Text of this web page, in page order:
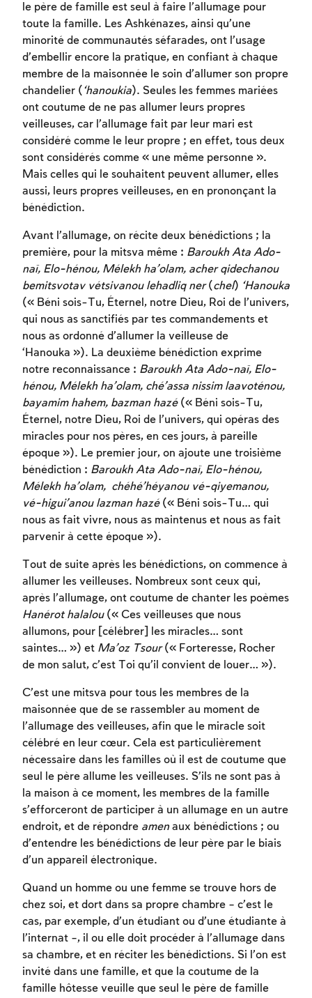
le père de famille est seul à faire l’allumage pour
toute la famille. Les Ashkénazes, ainsi qu’une
minorité de communautés séfarades, ont l’usage
d’embellir encore la pratique, en confiant à chaque
membre de la maisonnée le soin d’allumer son propre
chandelier ( ‘hanoukia). Seules les femmes mariées
ont coutume de ne pas allumer leurs propres
veilleuses, car l’allumage fait par leur mari est
considéré comme le leur propre ; en effet, tous deux
sont considérés comme « une même personne ».
Mais celles qui le souhaitent peuvent allumer, elles
aussi, leurs propres veilleuses, en en prononçant la
bénédiction.
Avant l’allumage, on récite deux bénédictions ; la
première, pour la mitsva même : Baroukh Ata Ado-
naï, Elo-hénou, Mélekh ha’olam, acher qidechanou
bemitsvotav vétsivanou lehadliq ner(chel) ‘Hanouka
(« Béni sois-Tu, Éternel, notre Dieu, Roi de l’univers,
qui nous as sanctifiés par tes commandements et
nous as ordonné d’allumer la veilleuse de
‘Hanouka »). La deuxième bénédiction exprime
notre reconnaissance : Baroukh Ata Ado-naï, Elo-
hénou, Mélekh ha’olam, ché’assa nissim laavoténou,
bayamim hahem, bazman hazé(« Béni sois-Tu,
Éternel, notre Dieu, Roi de l’univers, qui opéras des
miracles pour nos pères, en ces jours, à pareille
époque »). Le premier jour, on ajoute une troisième
bénédiction : Baroukh Ata Ado-naï, Elo-hénou,
Mélekh ha’olam, chéhé’héyanou vé-qiyemanou,
vé-higui’anou lazman hazé (« Béni sois-Tu… qui
nous as fait vivre, nous as maintenus et nous as fait
parvenir à cette époque »).
Tout de suite après les bénédictions, on commence à
allumer les veilleuses. Nombreux sont ceux qui,
après l’allumage, ont coutume de chanter les poèmes
Hanérot halalou(« Ces veilleuses que nous
allumons, pour [célébrer] les miracles… sont
saintes… ») et Ma’oz Tsour(« Forteresse, Rocher
de mon salut, c’est Toi qu’il convient de louer… »).
C’est une mitsva pour tous les membres de la
maisonnée que de se rassembler au moment de
l’allumage des veilleuses, afin que le miracle soit
célébré en leur cœur. Cela est particulièrement
nécessaire dans les familles où il est de coutume que
seul le père allume les veilleuses. S’ils ne sont pas à
la maison à ce moment, les membres de la famille
s’efforceront de participer à un allumage en un autre
endroit, et de répondre amen aux bénédictions ; ou
d’entendre les bénédictions de leur père par le biais
d’un appareil électronique.
Quand un homme ou une femme se trouve hors de
chez soi, et dort dans sa propre chambre – c’est le
cas, par exemple, d’un étudiant ou d’une étudiante à
l’internat –, il ou elle doit procéder à l’allumage dans
sa chambre, et en réciter les bénédictions. Si l’on est
invité dans une famille, et que la coutume de la
famille hôtesse veuille que seul le père de famille